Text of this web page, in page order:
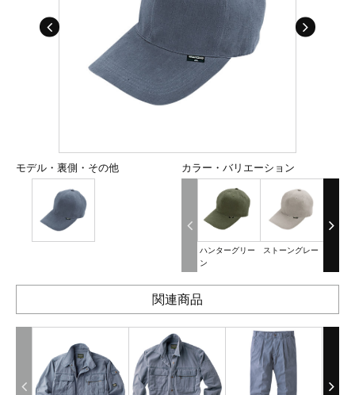
モデル・裏側・その他 カラー・バリエーション
ハンターグリー
ン
ストーングレー
関連商品